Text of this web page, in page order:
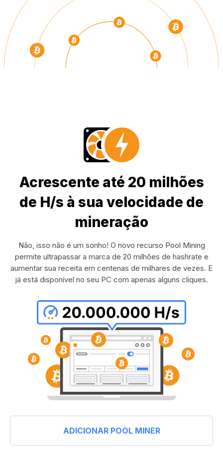
Acrescente até 20 milhões
de H/s à sua velocidade de
mineração
Não, isso não é um sonho! O novo recurso Pool Mining
permite ultrapassar a marca de 20 milhões de hashrate e
aumentar sua receita em centenas de milhares de vezes. E
já está disponível no seu PC com apenas alguns cliques.
ADICIONAR POOL MINER